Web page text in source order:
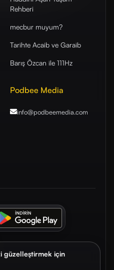
güzelleştirmek için
Rehberi
mecbur muyum?
Tarihte Acaib ve Garaib
Barış Özcan ile 111Hz
Podbee Media
info@podbeemedia.com